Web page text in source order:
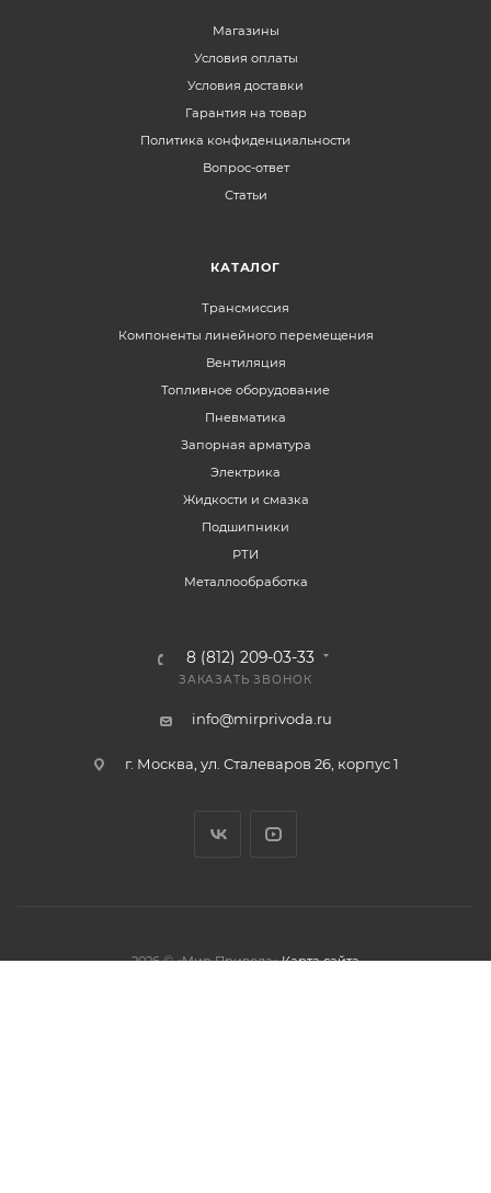
Магазины
Условия оплаты
Условия доставки
Гарантия на товар
Политика конфиденциальности
Вопрос-ответ
Статьи
КАТАЛОГ
Трансмиссия
Компоненты линейного перемещения
Вентиляция
Топливное оборудование
Пневматика
Запорная арматура
Электрика
Жидкости и смазка
Подшипники
РТИ
Металлообработка
8 (812) 209-03-33
ЗАКАЗАТЬ ЗВОНОК
info@mirprivoda.ru
г. Москва, ул. Сталеваров 26, корпус 1
2026 © «Мир Привода» Карта сайта